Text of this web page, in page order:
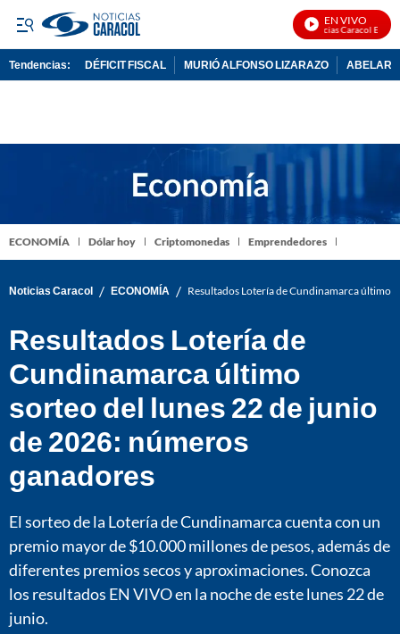
EN VIVO
Noticias Caracol En Vivo
Tendencias: DÉFICIT FISCAL MURIÓ ALFONSO LIZARAZO
ECONOMÍA Dólar hoy Criptomonedas Emprendedores
Noticias Caracol / ECONOMÍA / Resultados Lotería de Cundinamarca último
Resultados Lotería de
Cundinamarca último
sorteo del lunes 22 de junio
de 2026: números
ganadores
El sorteo de la Lotería de Cundinamarca cuenta con un
premio mayor de $10.000 millones de pesos, además de
diferentes premios secos y aproximaciones. Conozca
los resultados EN VIVO en la noche de este lunes 22 de
junio.